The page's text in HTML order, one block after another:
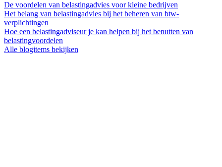
De voordelen van belastingadvies voor kleine bedrijven
Het belang van belastingadvies bij het beheren van btw-
verplichtingen
Hoe een belastingadviseur je kan helpen bij het benutten van
belastingvoordelen
Alle blogitems bekijken